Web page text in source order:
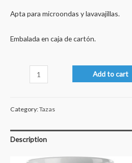
Apta para microondas y lavavajillas.
Embalada en caja de cartón.
especial
Add to cart
Category:Tazas
Description